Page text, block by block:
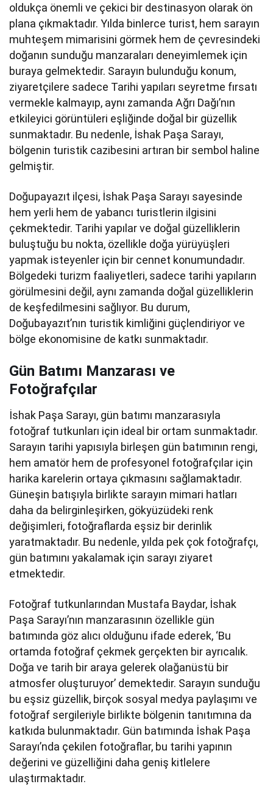
oldukça önemli ve çekici bir destinasyon olarak ön
plana çıkmaktadır. Yılda binlerce turist, hem sarayın
muhteşem mimarisini görmek hem de çevresindeki
doğanın sunduğu manzaraları deneyimlemek için
buraya gelmektedir. Sarayın bulunduğu konum,
ziyaretçilere sadece Tarihi yapıları seyretme fırsatı
vermekle kalmayıp, aynı zamanda Ağrı Dağı’nın
etkileyici görüntüleri eşliğinde doğal bir güzellik
sunmaktadır. Bu nedenle, İshak Paşa Sarayı,
bölgenin turistik cazibesini artıran bir sembol haline
gelmiştir.
Doğupayazıt ilçesi, İshak Paşa Sarayı sayesinde
hem yerli hem de yabancı turistlerin ilgisini
çekmektedir. Tarihi yapılar ve doğal güzelliklerin
buluştuğu bu nokta, özellikle doğa yürüyüşleri
yapmak isteyenler için bir cennet konumundadır.
Bölgedeki turizm faaliyetleri, sadece tarihi yapıların
görülmesini değil, aynı zamanda doğal güzelliklerin
de keşfedilmesini sağlıyor. Bu durum,
Doğubayazıt’nın turistik kimliğini güçlendiriyor ve
bölge ekonomisine de katkı sunmaktadır.
Gün Batımı Manzarası ve
Fotoğrafçılar
İshak Paşa Sarayı, gün batımı manzarasıyla
fotoğraf tutkunları için ideal bir ortam sunmaktadır.
Sarayın tarihi yapısıyla birleşen gün batımının rengi,
hem amatör hem de profesyonel fotoğrafçılar için
harika karelerin ortaya çıkmasını sağlamaktadır.
Güneşin batışıyla birlikte sarayın mimari hatları
daha da belirginleşirken, gökyüzüdeki renk
değişimleri, fotoğraflarda eşsiz bir derinlik
yaratmaktadır. Bu nedenle, yılda pek çok fotoğrafçı,
gün batımını yakalamak için sarayı ziyaret
etmektedir.
Fotoğraf tutkunlarından Mustafa Baydar, İshak
Paşa Sarayı’nın manzarasının özellikle gün
batımında göz alıcı olduğunu ifade ederek, ‘Bu
ortamda fotoğraf çekmek gerçekten bir ayrıcalık.
Doğa ve tarih bir araya gelerek olağanüstü bir
atmosfer oluşturuyor’ demektedir. Sarayın sunduğu
bu eşsiz güzellik, birçok sosyal medya paylaşımı ve
fotoğraf sergileriyle birlikte bölgenin tanıtımına da
katkıda bulunmaktadır. Gün batımında İshak Paşa
Sarayı’nda çekilen fotoğraflar, bu tarihi yapının
değerini ve güzelliğini daha geniş kitlelere
ulaştırmaktadır.